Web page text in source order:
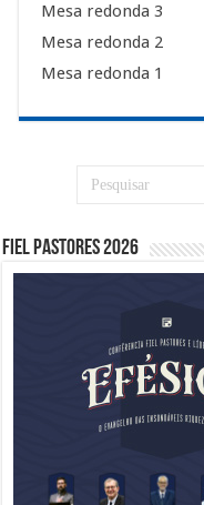
Mesa redonda 3
Mesa redonda 2
Mesa redonda 1
Fiel Pastores 2026